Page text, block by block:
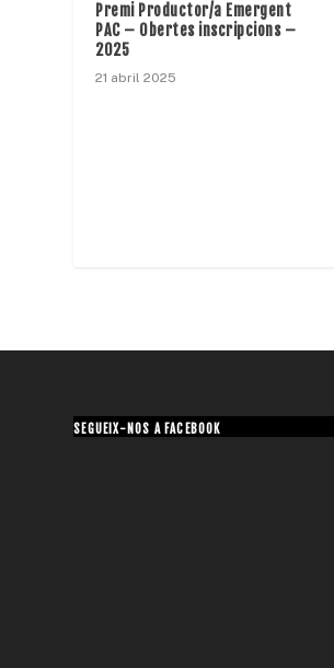
Premi Productor/a Emergent
PAC – Obertes inscripcions –
2025
21 abril 2025
SEGUEIX-NOS A FACEBOOK